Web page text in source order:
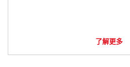
了解更多